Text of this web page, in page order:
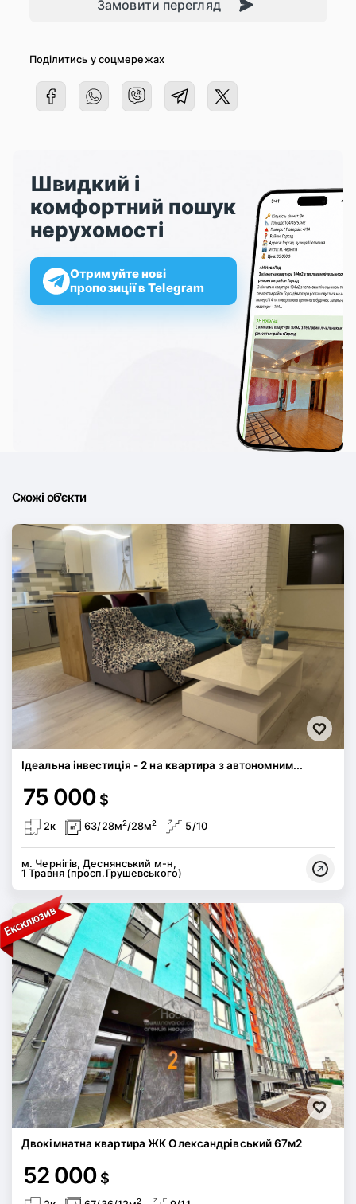
Замовити перегляд
Поділитись у соцмережах
Швидкий і
комфортний пошук
нерухомості
Отримуйте нові
пропозиції в Telegram
Схожі об'єкти
Ідеальна інвестиція - 2 на квартира з автономним...
75 000 $
2к 63/28м2/28м2 5/10
м. Чернігів, Деснянський м-н,
1 Травня (просп.Грушевського)
Двокімнатна квартира ЖК Олександрівський 67м2
52 000 $
2